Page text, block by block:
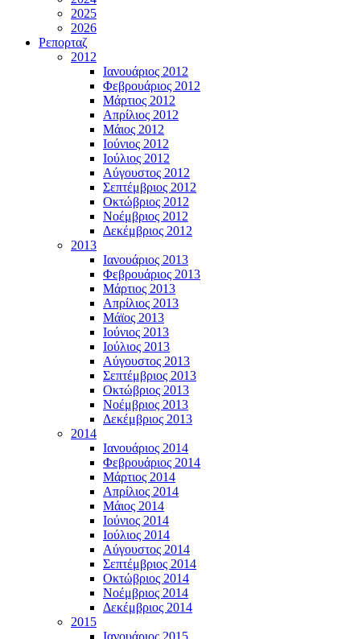
2025
2026
Ρεπορταζ
2012
Ιανουάριος 2012
Φεβρουάριος 2012
Μάρτιος 2012
Απρίλιος 2012
Μάιος 2012
Ιούνιος 2012
Ιούλιος 2012
Αύγουστος 2012
Σεπτέμβριος 2012
Οκτώβριος 2012
Νοέμβριος 2012
Δεκέμβριος 2012
2013
Ιανουάριος 2013
Φεβρουάριος 2013
Μάρτιος 2013
Απρίλιος 2013
Μάϊος 2013
Ιούνιος 2013
Ιούλιος 2013
Αύγουστος 2013
Σεπτέμβριος 2013
Οκτώβριος 2013
Νοέμβριος 2013
Δεκέμβριος 2013
2014
Ιανουάριος 2014
Φεβρουάριος 2014
Μάρτιος 2014
Απρίλιος 2014
Μάιος 2014
Ιούνιος 2014
Ιούλιος 2014
Αύγουστος 2014
Σεπτέμβριος 2014
Οκτώβριος 2014
Νοέμβριος 2014
Δεκέμβριος 2014
2015
Ιανουάριος 2015